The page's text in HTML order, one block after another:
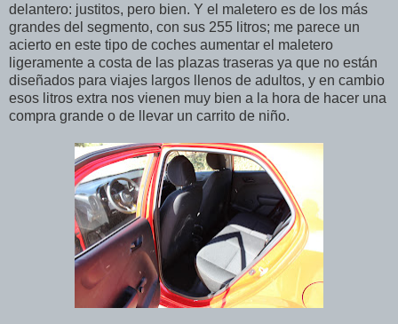
delantero: justitos, pero bien. Y el maletero es de los más
grandes del segmento, con sus 255 litros; me parece un
acierto en este tipo de coches aumentar el maletero
ligeramente a costa de las plazas traseras ya que no están
diseñados para viajes largos llenos de adultos, y en cambio
esos litros extra nos vienen muy bien a la hora de hacer una
compra grande o de llevar un carrito de niño.